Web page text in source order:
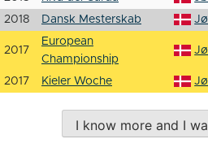
2018
Dansk Mesterskab
2017
European
Championship
2017 Kieler Woche
I know more and I